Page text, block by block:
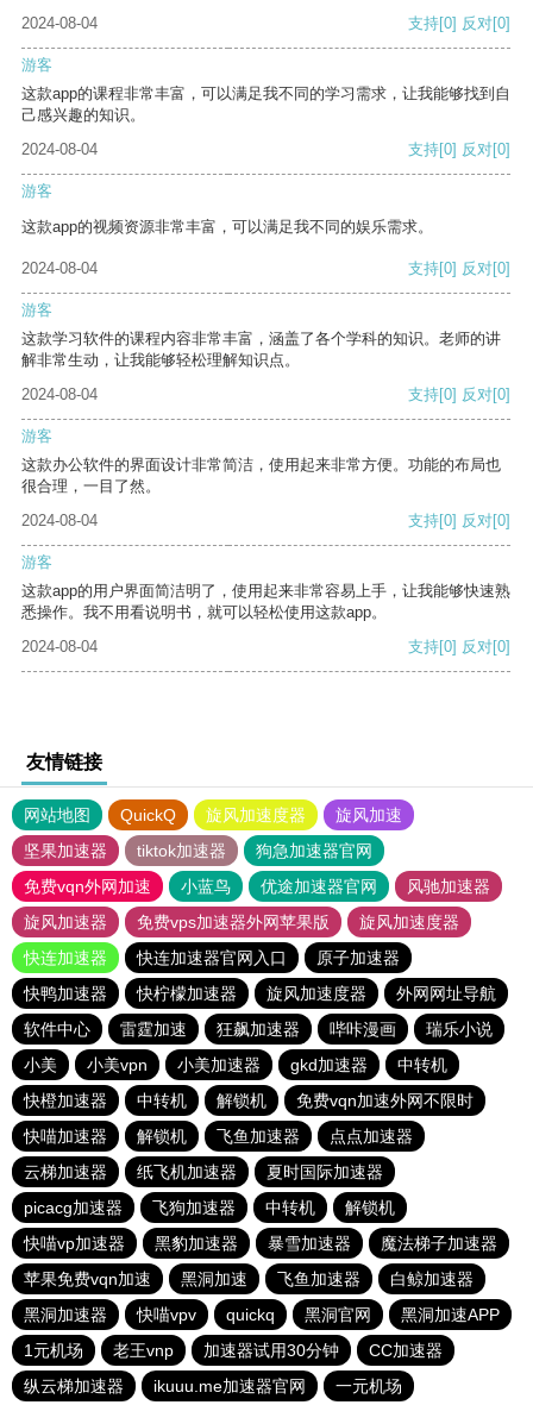
2024-08-04
支持[0] 反对[0]
游客
这款app的课程非常丰富，可以满足我不同的学习需求，让我能够找到自
己感兴趣的知识。
2024-08-04
支持[0] 反对[0]
游客
这款app的视频资源非常丰富，可以满足我不同的娱乐需求。
2024-08-04 支持[0] 反对[0]
游客
这款学习软件的课程内容非常丰富，涵盖了各个学科的知识。老师的讲
解非常生动，让我能够轻松理解知识点。
2024-08-04
支持[0] 反对[0]
游客
这款办公软件的界面设计非常简洁，使用起来非常方便。功能的布局也
很合理，一目了然。
2024-08-04
支持[0] 反对[0]
游客
这款app的用户界面简洁明了，使用起来非常容易上手，让我能够快速熟
悉操作。我不用看说明书，就可以轻松使用这款app。
2024-08-04
支持[0] 反对[0]
友情链接
网站地图 QuickQ 旋风加速度器
旋风加速
坚果加速器
tiktok加速器
狗急加速器官网
免费vqn外网加速
小蓝鸟 优途加速器官网
风驰加速器
旋风加速器
免费vps加速器外网苹果版
旋风加速度器
快连加速器
快连加速器官网入口
原子加速器
快鸭加速器
快柠檬加速器 旋风加速度器
外网网址导航
软件中心
雷霆加速 狂飙加速器 哔咔漫画
瑞乐小说
小美
小美vpn 小美加速器 gkd加速器
中转机
快橙加速器
中转机 解锁机
免费vqn加速外网不限时
快喵加速器
解锁机 飞鱼加速器
点点加速器
云梯加速器
纸飞机加速器
夏时国际加速器
picacg加速器
飞狗加速器 中转机
解锁机
快喵vp加速器
黑豹加速器 暴雪加速器
魔法梯子加速器
苹果免费vqn加速
黑洞加速 飞鱼加速器
白鲸加速器
黑洞加速器
快喵vpv quickq 黑洞官网
黑洞加速APP
1元机场
老王vnp 加速器试用30分钟
CC加速器
纵云梯加速器
ikuuu.me加速器官网 一元机场